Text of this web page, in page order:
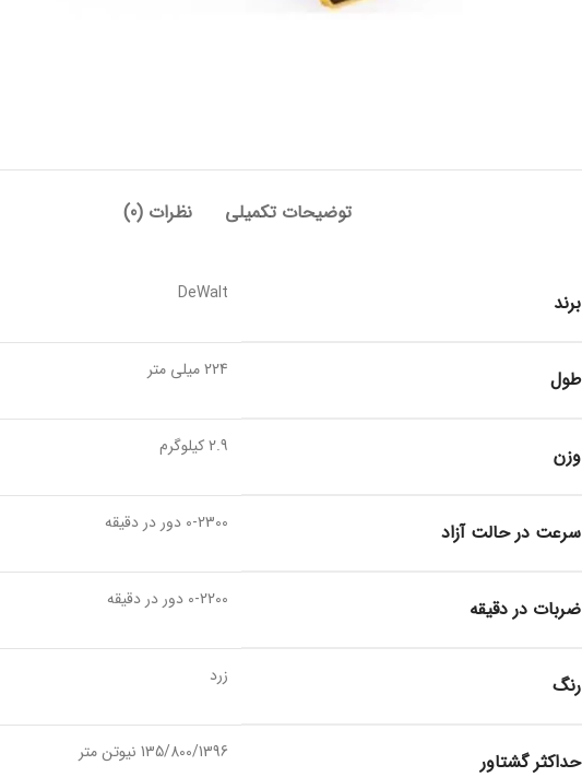
توضیحات تکمیلی نظرات (0)
برند DeWalt
طول 224 میلی متر
وزن 2.9 کیلوگرم
سرعت در حالت آزاد 0-2300 دور در دقیقه
ضربات در دقیقه 0-2200 دور در دقیقه
رنگ زرد
حداکثر گشتاور 135/800/1396 نیوتن متر